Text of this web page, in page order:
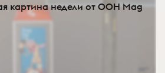
картина недели от OOH Mag